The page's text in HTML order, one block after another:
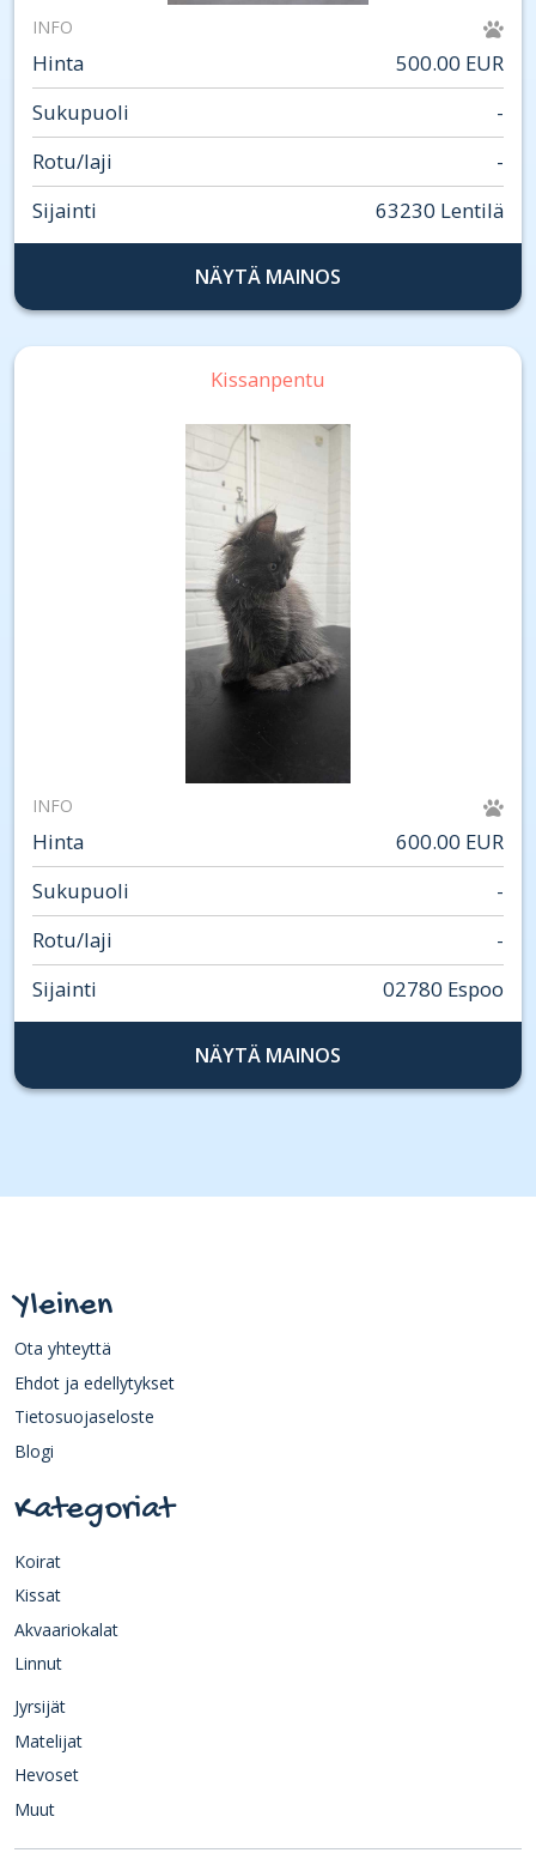
INFO
Hinta
500.00 EUR
Sukupuoli
-
Rotu/laji
-
Sijainti
63230 Lentilä
NÄYTÄ MAINOS
Kissanpentu
INFO
Hinta
600.00 EUR
Sukupuoli
-
Rotu/laji
-
Sijainti
02780 Espoo
NÄYTÄ MAINOS
Yleinen
Ota yhteyttä
Ehdot ja edellytykset
Tietosuojaseloste
Blogi
Kategoriat
Koirat
Kissat
Akvaariokalat
Linnut
Jyrsijät
Matelijat
Hevoset
Muut